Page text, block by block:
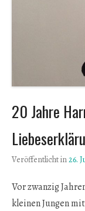
20 Jahre
Veröffentlicht in26.
Vor zwanzig
kleinen Jungen